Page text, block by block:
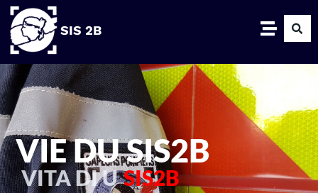
SIS 2B
VIE DU SIS2B
VITA DI U SIS2B